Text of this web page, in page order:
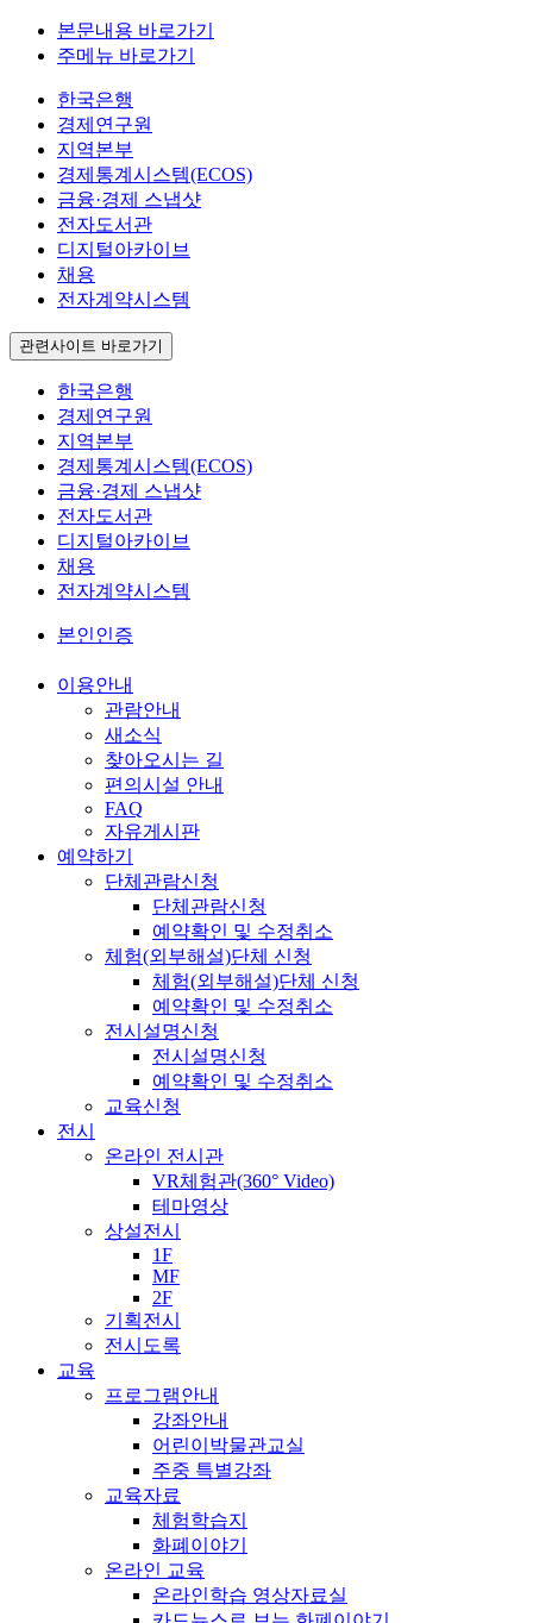
본문내용 바로가기
주메뉴 바로가기
한국은행
경제연구원
지역본부
경제통계시스템(ECOS)
금융·경제 스냅샷
전자도서관
디지털아카이브
채용
전자계약시스템
관련사이트 바로가기
한국은행
경제연구원
지역본부
경제통계시스템(ECOS)
금융·경제 스냅샷
전자도서관
디지털아카이브
채용
전자계약시스템
본인인증
이용안내
관람안내
새소식
찾아오시는 길
편의시설 안내
FAQ
자유게시판
예약하기
단체관람신청
단체관람신청
예약확인 및 수정취소
체험(외부해설)단체 신청
체험(외부해설)단체 신청
예약확인 및 수정취소
전시설명신청
전시설명신청
예약확인 및 수정취소
교육신청
전시
온라인 전시관
VR체험관(360° Video)
테마영상
상설전시
1F
MF
2F
기획전시
전시도록
교육
프로그램안내
강좌안내
어린이박물관교실
주중 특별강좌
교육자료
체험학습지
화폐이야기
온라인 교육
온라인학습 영상자료실